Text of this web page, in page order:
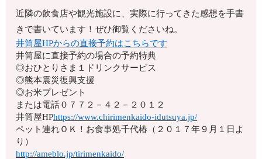
近隣の飲食店や観光施設に、実際に行ってきた感想を手書
きで書いています！ぜひ御覧くださいね。
井筒屋HPからの直接予約はこちらです
井筒屋に直接予約の場合の予約特典
◎おひとりさま１ドリンクサービス
◎熊本震災復興支援
◎お米プレゼント
または電話０７７２－４２－２０１２
井筒屋HPhttps://www.chirimenkaido-idutsuya.jp/
ペット連れＯＫ！お食事処千代椿（２０１７年９月１日よ
り）
http://ameblo.jp/tirimenkaido/